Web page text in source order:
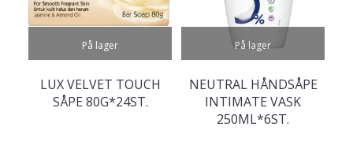
På lager
LUX VELVET TOUCH
SÅPE 80G*24ST.
På lager
NEUTRAL HÅNDSÅPE
INTIMATE VASK
250ML*6ST.